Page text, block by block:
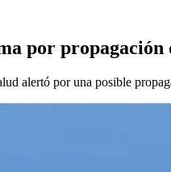
por
alertó por una posible